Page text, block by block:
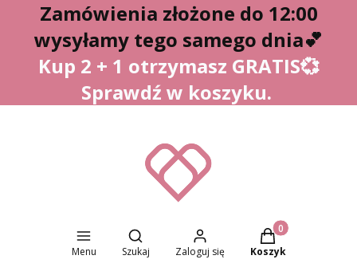
Zamówienia złożone do 12:00
wysyłamy tego samego dnia💕
Kup 2 + 1 otrzymasz GRATIS💞
Sprawdź w koszyku.
Menu
Otwórz wyszukiwarkę
Szukaj Zaloguj się
Produkty w
Koszyk